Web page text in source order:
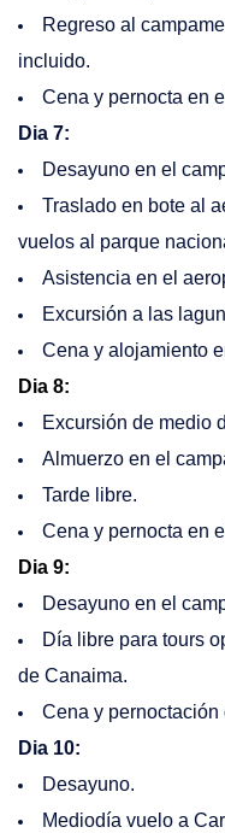
Regreso al
incluido.
Cena y pernocta en
Dia 7:
Desayuno en el
Traslado en bote al
vuelos al parque
Asistencia en el
Excursión a las
Cena y alojamiento
Dia 8:
Excursión de medio
Almuerzo en el
Tarde libre.
Cena y pernocta en
Dia 9:
Desayuno en el
Día libre para tours
de Canaima.
Cena y pernoctación
Dia 10:
Desayuno.
Mediodía vuelo a